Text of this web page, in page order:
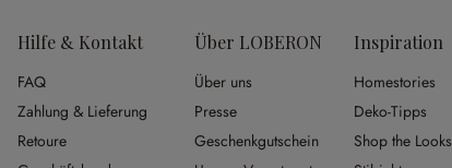
Hilfe & Kontakt
FAQ
Zahlung & Lieferung
Retoure
Über LOBERON
Über uns
Presse
Geschenkgutschein
Inspiration
Homestories
Deko-Tipps
Shop the Looks